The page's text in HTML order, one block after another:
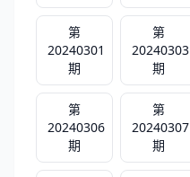
第
20240301
期
第
20240303
期
第
20240306
期
第
20240307
期